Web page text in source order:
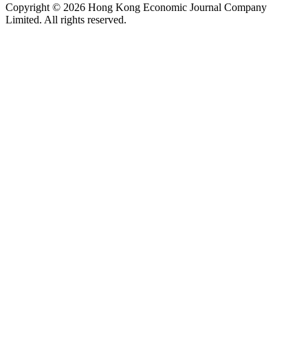
Copyright © 2026 Hong Kong Economic Journal Company
Limited. All rights reserved.